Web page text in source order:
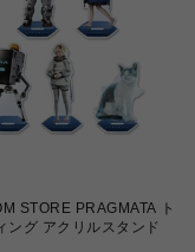
STORE PRAGMATA ト
ング アクリルスタンド